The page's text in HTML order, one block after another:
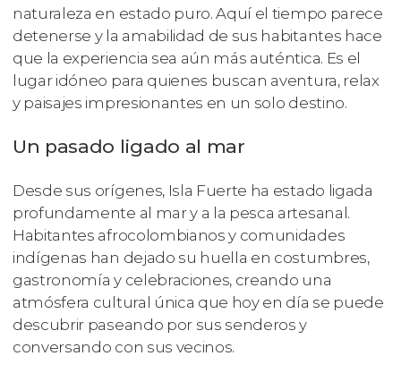
naturaleza en estado puro. Aquí el tiempo parece
detenerse y la amabilidad de sus habitantes hace
que la experiencia sea aún más auténtica. Es el
lugar idóneo para quienes buscan aventura, relax
y paisajes impresionantes en un solo destino.
Un pasado ligado al mar
Desde sus orígenes, Isla Fuerte ha estado ligada
profundamente al mar y a la pesca artesanal.
Habitantes afrocolombianos y comunidades
indígenas han dejado su huella en costumbres,
gastronomía y celebraciones, creando una
atmósfera cultural única que hoy en día se puede
descubrir paseando por sus senderos y
conversando con sus vecinos.